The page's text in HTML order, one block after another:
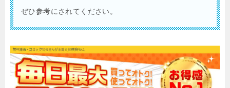
ぜひ参考にされてください。